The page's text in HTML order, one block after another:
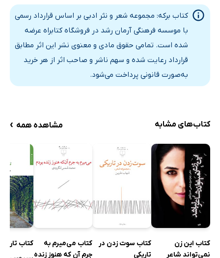
20. هرگاه دوچرخه‌ای می‌بینم
25. در لحظه‌هایِ گذرا
29. بوی گندم
30. وجهِ شاد بودنت
31. درختان با اعتماد
32. سفر به خوشرنگترین
33. یک مشت واژه د‌لنشین
34. زندگی بومِ نقاشی است...
35. در سکوتِ کویر
کتاب برکه: مجموعه شعر و نثر ادبی بر اساس قرارداد رسمی
با موسسه فرهنگی آرمان رشد در فروشگاه کتابراه عرضه
شده است. تمامی حقوق مادی و معنوی نشر این اثر مطابق
قرارداد رعایت شده و سهم ناشر و صاحب اثر از هر خرید
به‌صورت قانونی پرداخت می‌شود.
کتاب‌های مشابه مشاهده همه ›
کتاب این زن
نمی‌تواند شاعر
کتاب سوت زدن در
تاریکی
کتاب می‌میرم به
جرم آن‌ که هنوز زنده
کتاب تاریخ